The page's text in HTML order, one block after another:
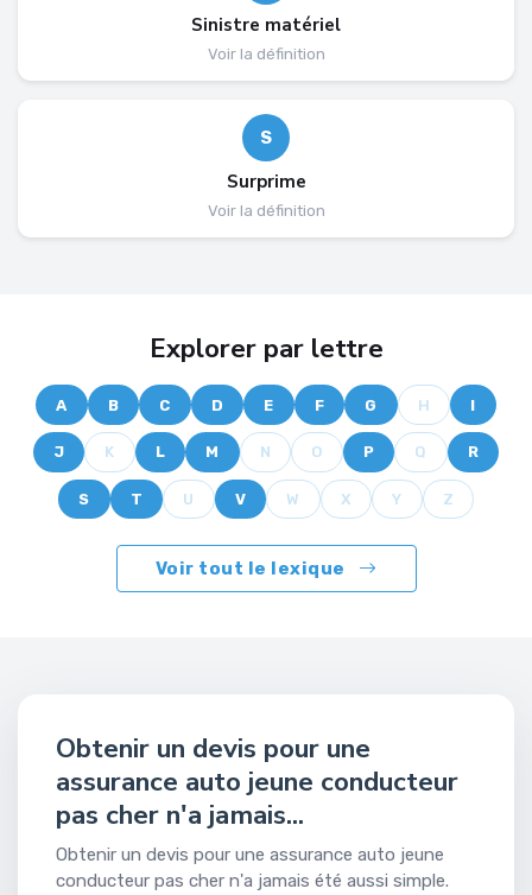
Sinistre matériel
Voir la définition
S
Surprime
Voir la définition
Explorer par lettre
A B C D E F G H I
J K L M N O P Q R
S T U V W X Y Z
Voir tout le lexique
Obtenir un devis pour une
assurance auto jeune conducteur
pas cher n'a jamais...
Obtenir un devis pour une assurance auto jeune
conducteur pas cher n'a jamais été aussi simple.